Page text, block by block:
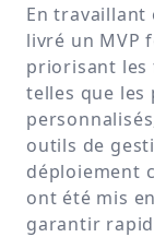
En travaillant
livré un MVP
priorisant
telles que les
outils de
déploiement
ont été mis
garantir